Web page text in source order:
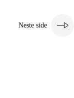
Neste side